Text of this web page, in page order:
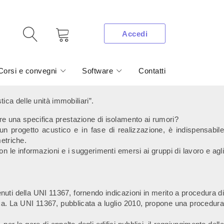
Accedi
e convegni Software Contatti
delle unità immobiliari”.
una specifica prestazione di isolamento ai rumori?
un progetto acustico e in fase di realizzazione, è indispensabile
le informazioni e i suggerimenti emersi ai gruppi di lavoro e agli
della UNI 11367, fornendo indicazioni in merito a procedura di
La UNI 11367, pubblicata a luglio 2010, propone una procedura